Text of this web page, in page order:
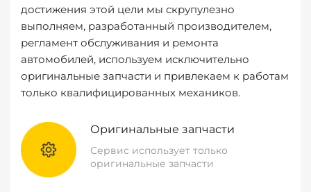
достижения этой цели мы скрупулезно
выполняем, разработанный производителем,
регламент обслуживания и ремонта
автомобилей, используем исключительно
оригинальные запчасти и привлекаем к работам
только квалифицированных механиков.
Оригинальные запчасти
Сервис использует только
оригинальные запчасти